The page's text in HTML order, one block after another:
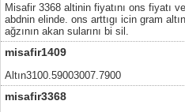
Misafir 3368 altinin fiyatını ons fiyatı
abdnin elinde. ons arttıgı icin gram
ağzının akan sularını bi sil.
misafir1409
Altın3100.59003007.7900
misafir3368